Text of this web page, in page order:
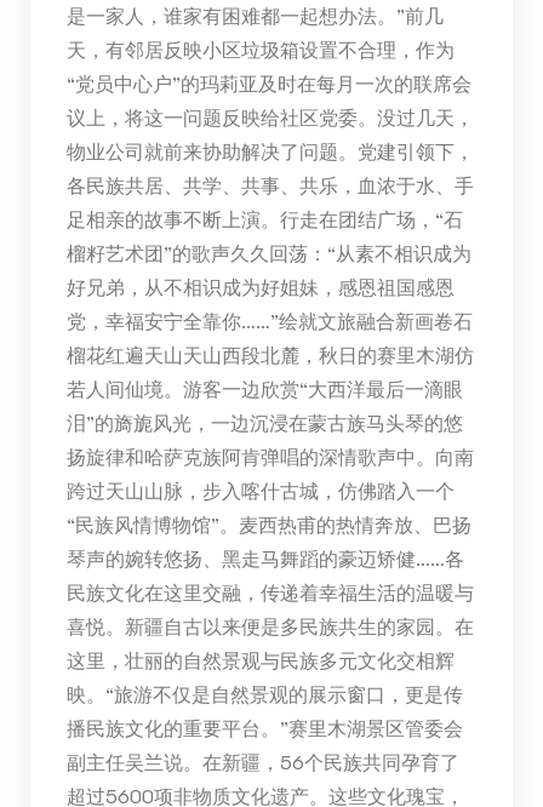
是一家人，谁家有困难都一起想办法。”前几
天，有邻居反映小区垃圾箱设置不合理，作为
“党员中心户”的玛莉亚及时在每月一次的联席会
议上，将这一问题反映给社区党委。没过几天，
物业公司就前来协助解决了问题。党建引领下，
各民族共居、共学、共事、共乐，血浓于水、手
足相亲的故事不断上演。行走在团结广场，“石
榴籽艺术团”的歌声久久回荡：“从素不相识成为
好兄弟，从不相识成为好姐妹，感恩祖国感恩
党，幸福安宁全靠你……”绘就文旅融合新画卷石
榴花红遍天山天山西段北麓，秋日的赛里木湖仿
若人间仙境。游客一边欣赏“大西洋最后一滴眼
泪”的旖旎风光，一边沉浸在蒙古族马头琴的悠
扬旋律和哈萨克族阿肯弹唱的深情歌声中。向南
跨过天山山脉，步入喀什古城，仿佛踏入一个
“民族风情博物馆”。麦西热甫的热情奔放、巴扬
琴声的婉转悠扬、黑走马舞蹈的豪迈矫健……各
民族文化在这里交融，传递着幸福生活的温暖与
喜悦。新疆自古以来便是多民族共生的家园。在
这里，壮丽的自然景观与民族多元文化交相辉
映。“旅游不仅是自然景观的展示窗口，更是传
播民族文化的重要平台。”赛里木湖景区管委会
副主任吴兰说。在新疆，56个民族共同孕育了
超过5600项非物质文化遗产。这些文化瑰宝，